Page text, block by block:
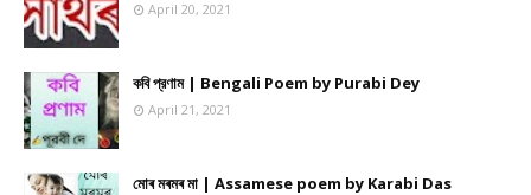
April 20, 2021
কবি প্রণাম | Bengali Poem by Purabi Dey
April 21, 2021
মোৰ মৰমৰ মা | Assamese poem by Karabi Das